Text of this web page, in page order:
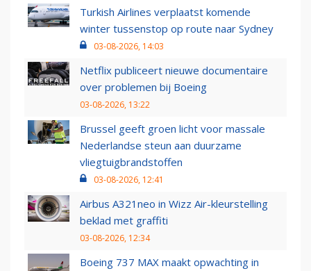
Turkish Airlines verplaatst komende
winter tussenstop op route naar Sydney
03-08-2026, 14:03
Netflix publiceert nieuwe documentaire
over problemen bij Boeing
03-08-2026, 13:22
Brussel geeft groen licht voor massale
Nederlandse steun aan duurzame
vliegtuigbrandstoffen
03-08-2026, 12:41
Airbus A321neo in Wizz Air-kleurstelling
beklad met graffiti
03-08-2026, 12:34
Boeing 737 MAX maakt opwachting in